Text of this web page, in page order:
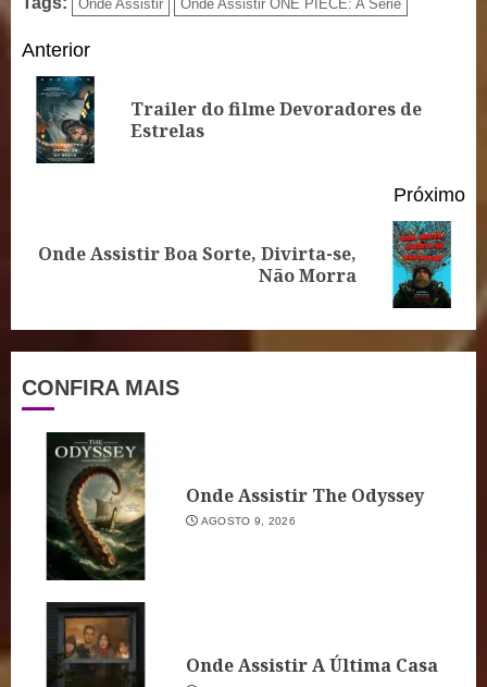
Onde Assistir Onde Assistir ONE PIECE: A Série
Continue
Reading
Anterior
Trailer do filme Devoradores de
Estrelas
Próximo
Próximo
Onde Assistir Boa Sorte, Divirta-se,
Não Morra
CONFIRA MAIS
Onde Assistir The Odyssey
AGOSTO 9, 2026
Onde Assistir A Última Casa